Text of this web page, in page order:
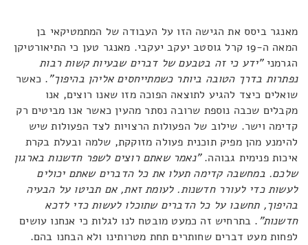
מאנגר ביסס את הגישה הזו על העבודה של המתמטיקאי בן
המאה ה-19 קרל גוסטב יעקב יעקבי. מאנגר טען כי התיאורטיקן
הגרמני"ידע כי זה בטבעם של דברים שבעיות קשות רבות
נפתרות בדרך הטובה ביותר כשמתייחסים אליהן בהיפוך". כאשר
שואלים כיצד להגיע לתוצאה הפוכה מזו שאנו רוצים, אנו
מקבלים שכבה נוספת שרובה נסתר מהעין כאשר אנו מביטים רק
קדימה וישר. שילוב של הפעולות הרצויות לצד הפעולות שיש
להימנע מהן מפיק תוכנית פעולה מזוקקת, שלמה ובעלת בקרת
איכות פנימית גבוהה."נאמר שאתם רוצים לשפר חדשנות בארגון
שלכם. במחשבה קדימה תעלו את כל הדברים שאתם יכולים
לעשות כדי לעורר חדשנות. לעומת זאת, אם תביטו על הבעיה
בהיפוך, תחשבו על כל הדברים שתוכלו לעשות כדי לדכא
חדשנות". בתרחיש זה כמעט מובטח לנו לגלות כי אנחנו עושים
לפחות מעט דברים שחותרים תחת מטרותינו ולא הבחנו בהם.